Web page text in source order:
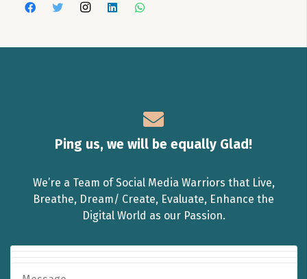
Ping us, we will be equally Glad!
We’re a Team of Social Media Warriors that Live,
Breathe, Dream/ Create, Evaluate, Enhance the
Digital World as our Passion.